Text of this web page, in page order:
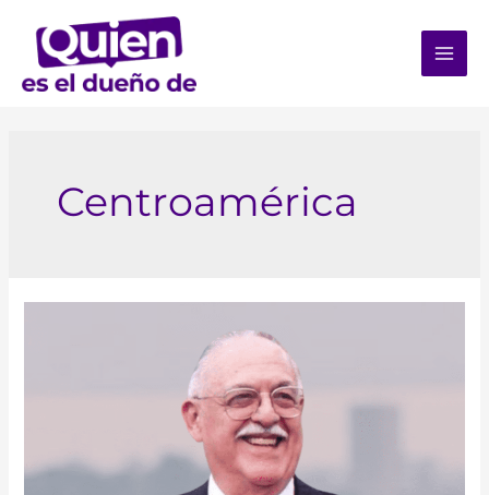
Centroamérica